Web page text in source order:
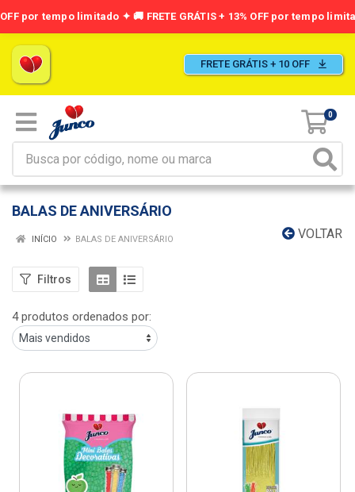
FRETE GRÁTIS + 10 OFF
0
BALAS DE ANIVERSÁRIO
VOLTAR
INÍCIO BALAS DE ANIVERSÁRIO
Filtros
4 produtos ordenados por: